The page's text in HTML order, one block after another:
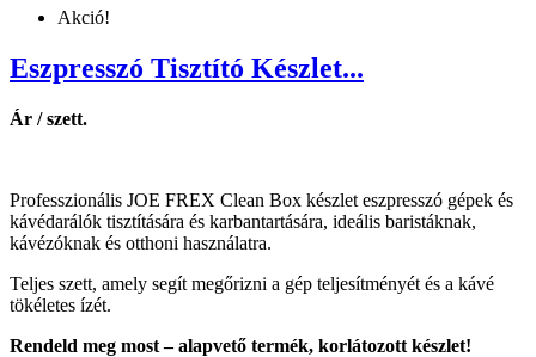
Akció!
Eszpresszó Tisztító Készlet...
Ár / szett.
Professzionális JOE FREX Clean Box készlet eszpresszó gépek és
kávédarálók tisztítására és karbantartására, ideális baristáknak,
kávézóknak és otthoni használatra.
Teljes szett, amely segít megőrizni a gép teljesítményét és a kávé
tökéletes ízét.
Rendeld meg most – alapvető termék, korlátozott készlet!